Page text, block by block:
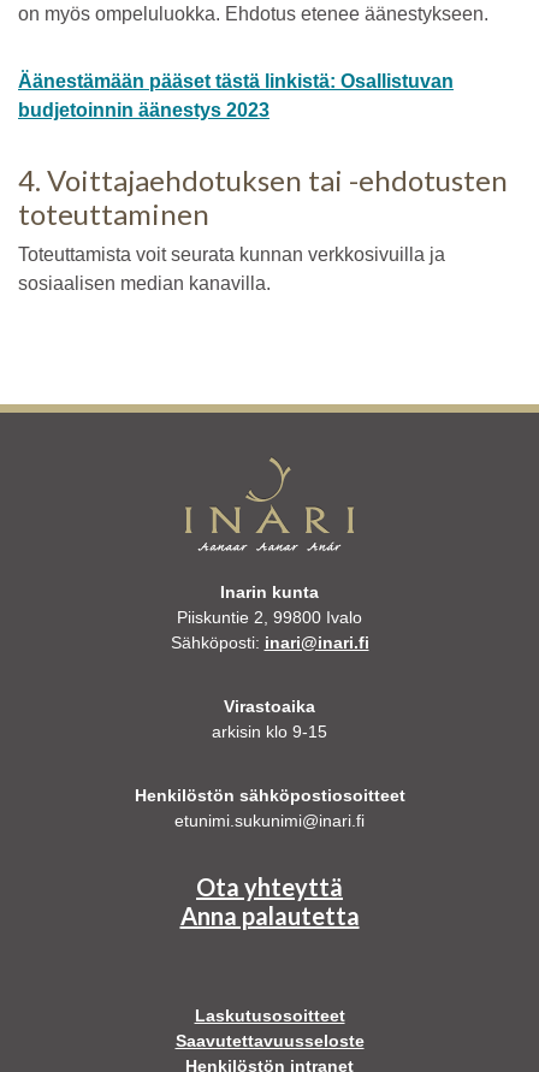
on myös ompeluluokka. Ehdotus etenee äänestykseen.
Äänestämään pääset tästä linkistä: Osallistuvan
budjetoinnin äänestys 2023
4. Voittajaehdotuksen tai -ehdotusten
toteuttaminen
Toteuttamista voit seurata kunnan verkkosivuilla ja
sosiaalisen median kanavilla.
Inarin kunta
Piiskuntie 2, 99800 Ivalo
Sähköposti: inari@inari.fi
Virastoaika
arkisin klo 9-15
Henkilöstön sähköpostiosoitteet
etunimi.sukunimi@inari.fi
Ota yhteyttä
Anna palautetta
Laskutusosoitteet
Saavutettavuusseloste
Henkilöstön intranet